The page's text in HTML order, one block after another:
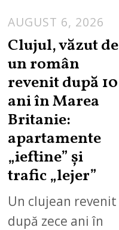
AUGUST 6, 2026
Clujul, văzut de
un român
revenit după 10
ani în Marea
Britanie:
apartamente
„ieftine” și
trafic „lejer”
Un clujean revenit
după zece ani în